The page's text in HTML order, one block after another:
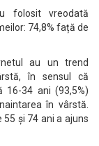
folosit vreodată
74,8% față de
au un trend
în sensul că
16-34 ani (93,5%)
în vârstă.
și 74 ani a ajuns